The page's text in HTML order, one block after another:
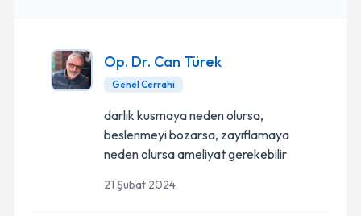
Op. Dr. Can Türek
Genel Cerrahi
darlık kusmaya neden olursa,
beslenmeyi bozarsa, zayıflamaya
neden olursa ameliyat gerekebilir
21 Şubat 2024